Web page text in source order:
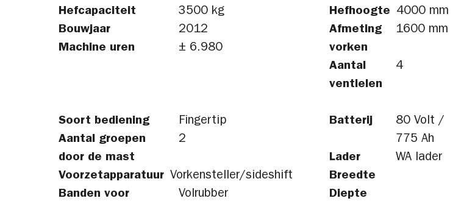
Hefcapaciteit
3500 kg
Bouwjaar
2012
Machine uren
± 6.980
Hefhoogte 4000 mm
Afmeting
vorken
1600 mm
Aantal
ventielen
4
Soort bediening
Fingertip
Aantal groepen
door de mast
2
Voorzetapparatuur Vorkensteller/sideshift
Banden voor
Volrubber
Batterij
80 Volt /
775 Ah
Lader
WA lader
Breedte
Diepte